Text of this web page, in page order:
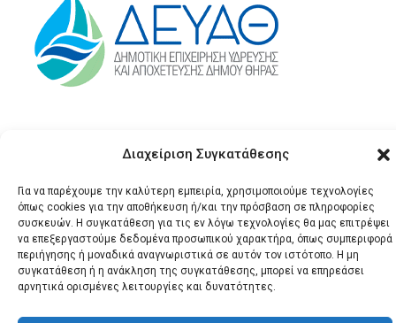
Διαχείριση Συγκατάθεσης
Για να παρέχουμε την καλύτερη εμπειρία, χρησιμοποιούμε τεχνολογίες
όπως cookies για την αποθήκευση ή/και την πρόσβαση σε πληροφορίες
συσκευών. Η συγκατάθεση για τις εν λόγω τεχνολογίες θα μας επιτρέψει
να επεξεργαστούμε δεδομένα προσωπικού χαρακτήρα, όπως συμπεριφορά
περιήγησης ή μοναδικά αναγνωριστικά σε αυτόν τον ιστότοπο. Η μη
συγκατάθεση ή η ανάκληση της συγκατάθεσης, μπορεί να επηρεάσει
αρνητικά ορισμένες λειτουργίες και δυνατότητες.
© 2026 Santonews - Όλα
τα δικαιώματα
κατοχυρωμένα.